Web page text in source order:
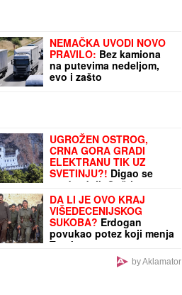
NEMAČKA UVODI NOVO
PRAVILO: Bez kamiona
na putevima nedeljom,
evo i zašto
UGROŽEN OSTROG,
CRNA GORA GRADI
ELEKTRANU TIK UZ
SVETINJU?! Digao se
predsednik Opštine
Danilovgrad: "OVO
OZBILJNA DRŽAVA NE
RADI!"
DA LI JE OVO KRAJ
VIŠEDECENIJSKOG
SUKOBA? Erdogan
povukao potez koji menja
Tursku
by Aklamator